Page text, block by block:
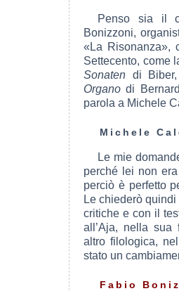
Penso sia il
Bonizzoni,
«La Risonanza»,
Settecento, come
Sonaten di
Organo di
parola a Michele
Michele
Le mie
perché lei non
perciò è perfetto
Le chiederò
critiche e con il
all’Aja, nella sua
altro filologica,
stato un
Fabio